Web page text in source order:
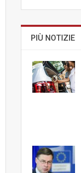
PIÙ NOTIZIE